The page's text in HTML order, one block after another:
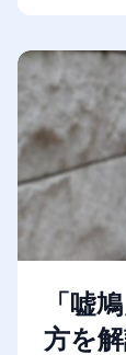
「嘘
方を